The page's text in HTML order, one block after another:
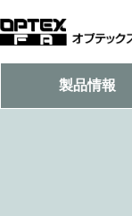
製品情報